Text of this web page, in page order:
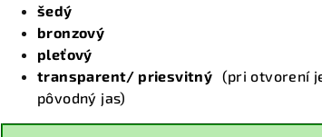
šedý
bronzový
pleťový
transparent/ priesvitný (pri otvorení
pôvodný jas)